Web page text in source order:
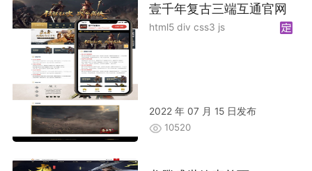
壹千年复古三端互通官网
html5 div css3 js
2022 年 07 月 15 日发布
10520